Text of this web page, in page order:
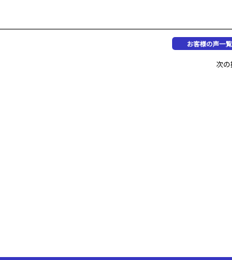
お客様の声一覧
次の